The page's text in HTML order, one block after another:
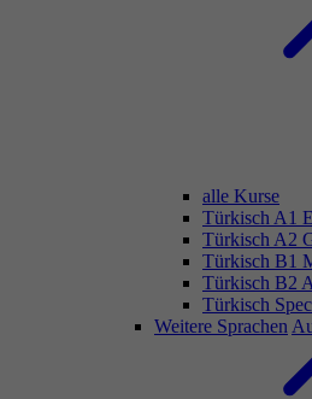
alle Kurse
Türkisch A1
Türkisch A2
Türkisch B1
Türkisch B2
Türkisch
Weitere Sprachen